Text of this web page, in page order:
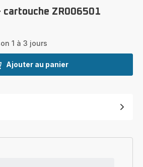
cartouche ZR006501
1 à 3 jours
Ajouter au panier